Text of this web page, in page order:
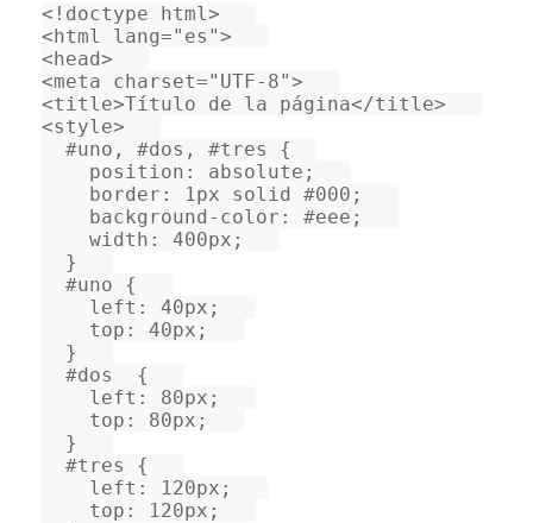
<!doctype html>
<html lang="es">
<head>
<meta charset="UTF-8">
<title>Título de la página</title>
<style>
#uno , #dos , #tres
{
position : absolute;
border : 1px solid #000 ;
background-color : #eee ;
width : 400px ;
}
#uno {
left : 40px ;
top : 40px ;
}
#dos
{
left : 80px ;
top : 80px ;
}
#tres
{
left : 120px ;
top : 120px ;